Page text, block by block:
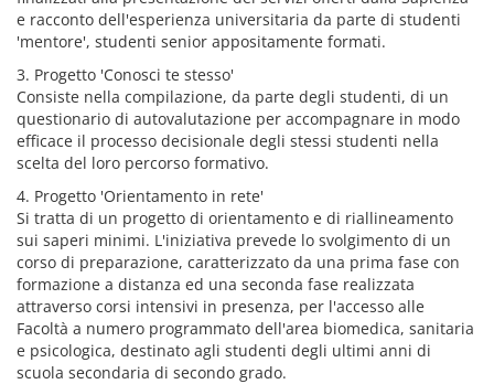
e racconto dell'esperienza universitaria da parte di studenti
'mentore', studenti senior appositamente formati.
3. Progetto 'Conosci te stesso'
Consiste nella compilazione, da parte degli studenti, di un
questionario di autovalutazione per accompagnare in modo
efficace il processo decisionale degli stessi studenti nella
scelta del loro percorso formativo.
4. Progetto 'Orientamento in rete'
Si tratta di un progetto di orientamento e di riallineamento
sui saperi minimi. L'iniziativa prevede lo svolgimento di un
corso di preparazione, caratterizzato da una prima fase con
formazione a distanza ed una seconda fase realizzata
attraverso corsi intensivi in presenza, per l'accesso alle
Facoltà a numero programmato dell'area biomedica, sanitaria
e psicologica, destinato agli studenti degli ultimi anni di
scuola secondaria di secondo grado.